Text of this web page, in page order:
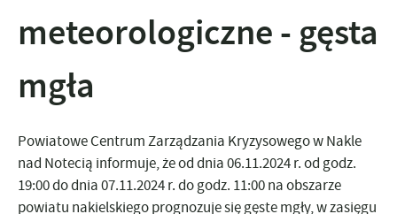
meteorologiczne - gęsta
mgła
Powiatowe Centrum Zarządzania Kryzysowego w Nakle
nad Notecią informuje, żeod dnia 06.11.2024 r. od godz.
19:00do dnia 07.11.2024 r. do godz. 11:00na obszarze
powiatu nakielskiego prognozuje się gęste mgły, w zasięgu